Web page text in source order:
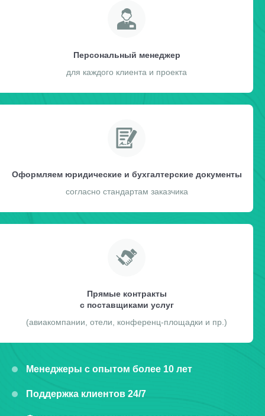
Персональный менеджер
для каждого клиента и проекта
Оформляем юридические и бухгалтерские документы
согласно стандартам заказчика
Прямые контракты
с поставщиками услуг
(авиакомпании, отели, конференц-площадки и пр.)
Менеджеры с опытом более 10 лет
Поддержка клиентов 24/7